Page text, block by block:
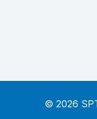
© 2026